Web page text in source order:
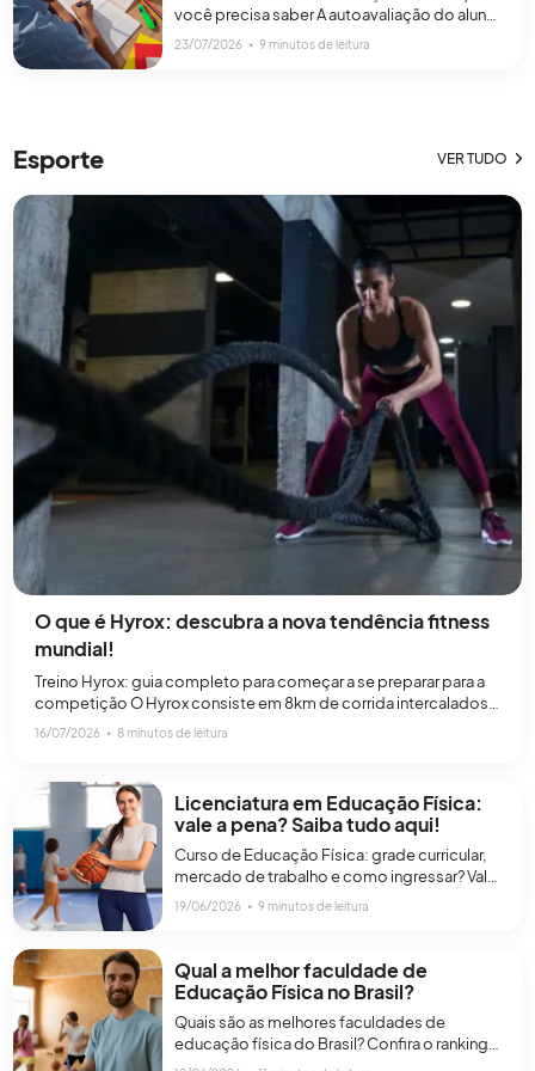
você precisa saber A autoavaliação do aluno
é uma ferramenta pedagógica em que o
23/07/2026 ∙ 9 minutos de leitura
Esporte VER TUDO
O que é Hyrox: descubra a nova tendência fitness
mundial!
Treino Hyrox: guia completo para começar a se preparar para a
competição O Hyrox consiste em 8km de corrida intercalados
com 8 exercícios funcionais de baixa complexidade.Redação
padronizado. Esse treinamento é composto por 8 km de
corrida, divididos[…]
16/07/2026 ∙ 8 minutos de leitura
Licenciatura em Educação Física:
vale a pena? Saiba tudo aqui!
Curso de Educação Física: grade curricular,
mercado de trabalho e como ingressar? Vale
a pena ingressar no curso de licenciatura em
Atualmente, a educação física é uma
disciplina obrigatória na educação básica, o
que faz as escolas públicas e privadas
necessitarem de[…]
19/06/2026 ∙ 9 minutos de leitura
Qual a melhor faculdade de
Educação Física no Brasil?
Quais são as melhores faculdades de
educação física do Brasil? Confira o ranking
completo! A educação física é a arte de